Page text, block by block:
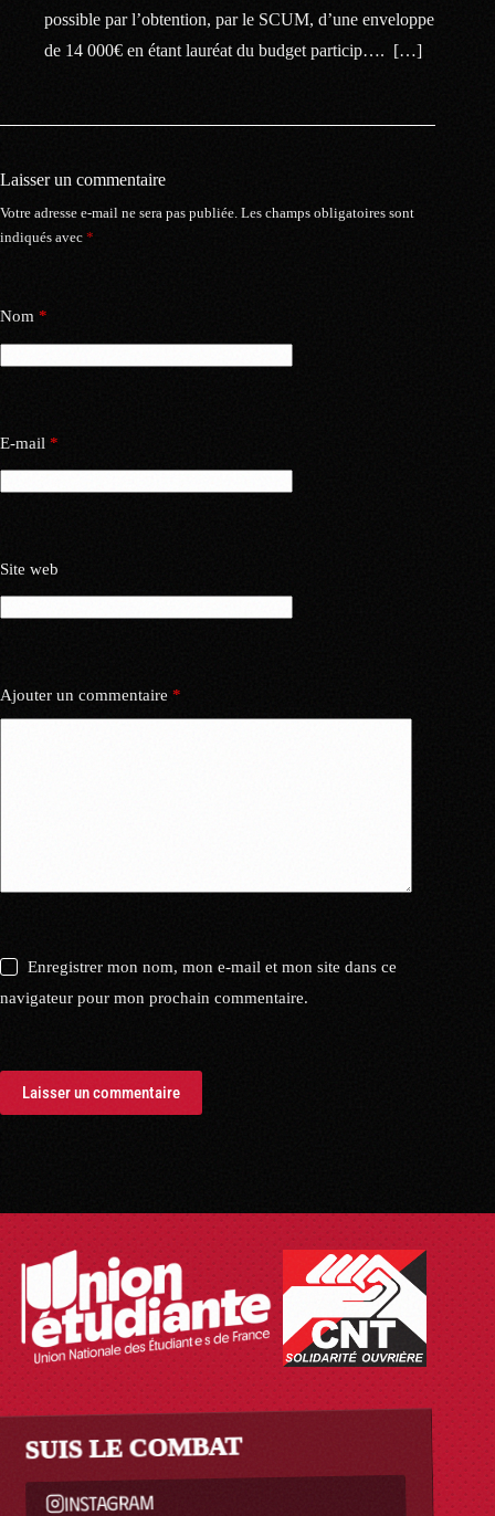
possible par l’obtention, par le SCUM, d’une enveloppe
de 14 000€ en étant lauréat du budget particip…. […]
Laisser un commentaire
Votre adresse e-mail ne sera pas publiée. Les champs obligatoires sont
indiqués avec *
Nom *
E-mail *
Site web
Ajouter un commentaire *
Enregistrer mon nom, mon e-mail et mon site dans ce
navigateur pour mon prochain commentaire.
Laisser un commentaire
SUIS LE COMBAT
INSTAGRAM